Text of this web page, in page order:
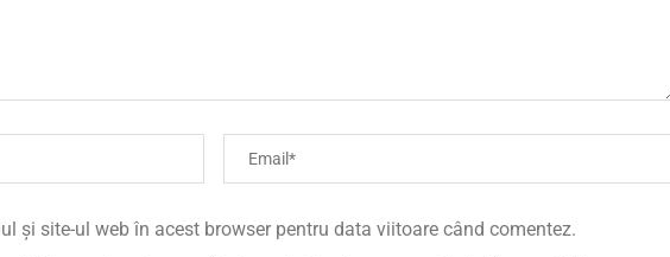
și site-ul web în acest browser pentru data viitoare când comentez.